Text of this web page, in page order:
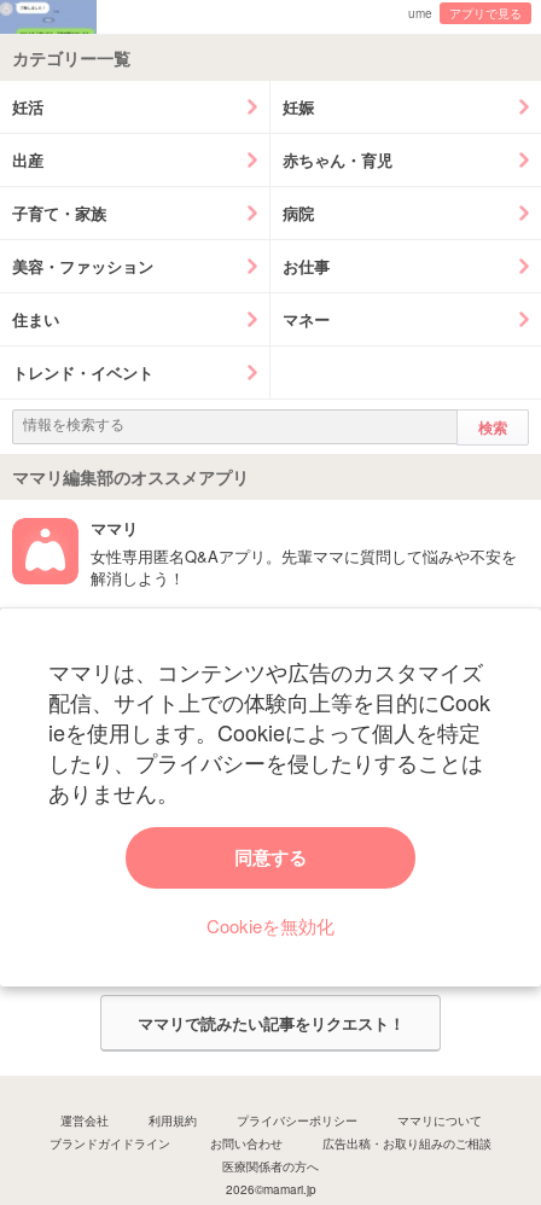
ume アプリで見る
カテゴリー一覧
妊活 妊娠
出産 赤ちゃん・育児
子育て・家族 病院
美容・ファッション お仕事
住まい マネー
トレンド・イベント
ママリ編集部のオススメアプリ
ママリ
女性専用匿名Q&Aアプリ。先輩ママに質問して悩みや不安を
解消しよう！
ママリは、コンテンツや広告のカスタマイズ
配信、サイト上での体験向上等を目的にCook
ieを使用します。Cookieによって個人を特定
したり、プライバシーを侵したりすることは
ありません。
同意する
Cookieを無効化
妊娠〜子育て中のお役立ち情報を配信中
ママリからのお知らせ
ママリ編集部がみなさんのご意見をもとに記事を作成させていただきま
ママリで読みたい記事をリクエスト！
運営会社 利用規約 プライバシーポリシー
ママリについて
ブランドガイドライン
お問い合わせ
広告出稿・お取り組みのご相談
医療関係者の方へ
2026©mamari.jp